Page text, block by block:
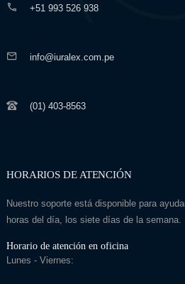
+51 993 526 938
info@iuralex.com.pe
(01) 403-8563
HORARIOS DE ATENCIÓN
Nuestro soporte está disponible para
horas del día, los siete días de la semana.
Horario de atención en oficina
Lunes - Viernes: